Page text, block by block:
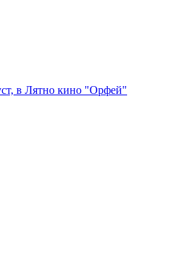
в Лятно кино "Орфей"